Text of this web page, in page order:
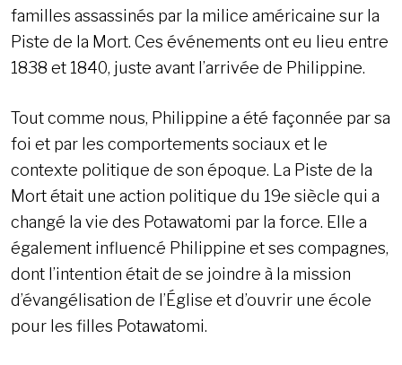
familles assassinés par la milice américaine sur la
Piste de la Mort. Ces événements ont eu lieu entre
1838 et 1840, juste avant l’arrivée de Philippine.
Tout comme nous, Philippine a été façonnée par sa
foi et par les comportements sociaux et le
contexte politique de son époque. La Piste de la
Mort était une action politique du 19e siècle qui a
changé la vie des Potawatomi par la force. Elle a
également influencé Philippine et ses compagnes,
dont l’intention était de se joindre à la mission
d’évangélisation de l’Église et d’ouvrir une école
pour les filles Potawatomi.